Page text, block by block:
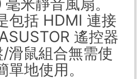
米靜音風扇。
包括 HDMI 連接
遙控器
滑鼠組合無需使
單地使用。